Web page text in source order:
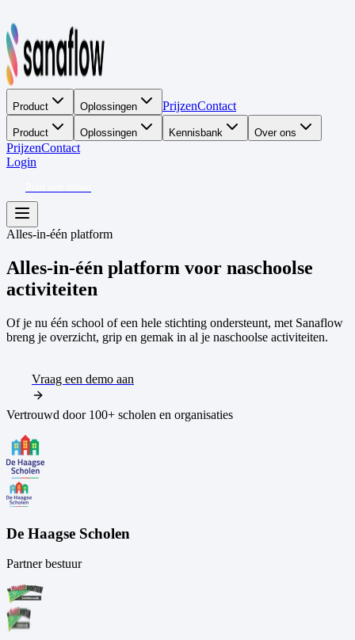
Product Oplossingen PrijzenContact
Product Oplossingen Kennisbank Over ons
PrijzenContact
Login
Alles-in-één platform
Alles-in-één platform voor naschoolse
activiteiten
Of je nu één school of een hele stichting ondersteunt, met Sanaflow
breng je overzicht, grip en gemak in al je naschoolse activiteiten.
Vraag een demo aan
Vertrouwd door 100+ scholen en organisaties
De Haagse Scholen
Partner bestuur